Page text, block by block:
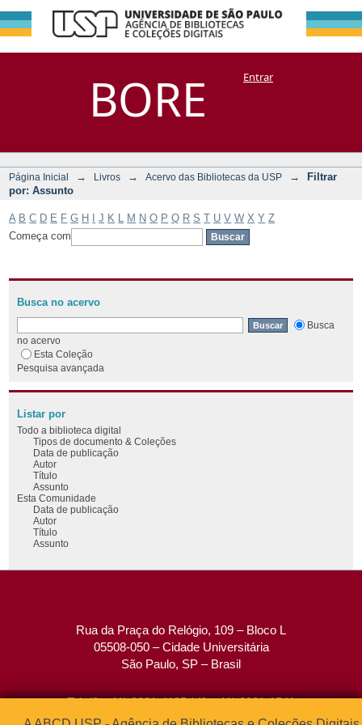
BORE
Filtrar por:
Assunto
DSpace/Manakin + CoriscoEntrar
Página Inicial → Livros → Acervo das Bibliotecas da USP →
Filtrar
por: Assunto
A B C D E F G H J K M N O P Q R S T U V W X Y Z
Começa com
Busca no acervo
Busca
no acervo
Esta Coleção
Pesquisa avançada
Listar por
Todo a biblioteca digital
Tipos de documento & Coleções
Data de publicação
Autor
Título
Assunto
Esta Comunidade
Data de publicação
Autor
Título
Assunto
Rua da Praça do Relógio, 109 – Bloco L
05508-050 – Cidade Universitária
São Paulo, SP – Brasil
Tel: (0xx11) 3091-4195 / (0xx11) 3091-1541
Fax: (0xx11) 3091-1567